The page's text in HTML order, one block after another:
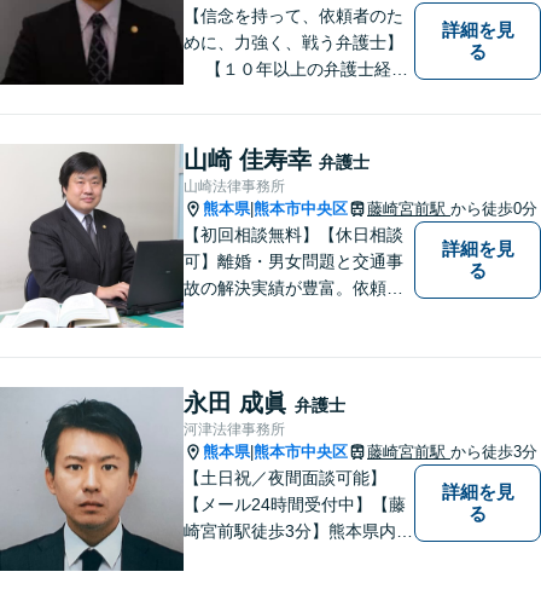
【信念を持って、依頼者のた
めに、力強く、戦う弁護士】
【１０年以上の弁護士経
等の男女トラブル、③顧問弁
護の３つの分野に力を注ぐ弁
護士】
詳細を見
る
山崎 佳寿幸 弁護士
山崎法律事務所
熊本県|熊本市中央区 藤崎宮前駅 から徒歩0分
【初回相談無料】【休日相談
可】離婚・男女問題と交通事
故の解決実績が豊富。依頼者
ださい。【熊本市中心部】地
域に密着した町医者みたいな
弁護士です。
詳細を見
る
永田 成眞 弁護士
河津法律事務所
熊本県|熊本市中央区 藤崎宮前駅 から徒歩3分
【土日祝／夜間面談可能】
【メール24時間受付中】【藤
崎宮前駅徒歩3分】熊本県内及
詳細を見
る